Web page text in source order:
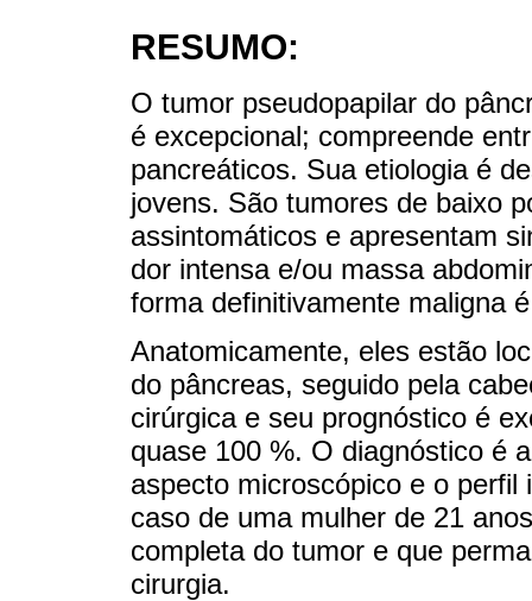
RESUMO:
O tumor pseudopapilar do
é excepcional; compreende
pancreáticos. Sua etiologia é
jovens. São tumores de baixo
assintomáticos e apresentam
dor intensa e/ou massa
forma definitivamente maligna
Anatomicamente, eles estão
do pâncreas, seguido pela
cirúrgica e seu prognóstico é
quase 100 %. O diagnóstico é
aspecto microscópico e o
caso de uma mulher de 21
completa do tumor e que
cirurgia.